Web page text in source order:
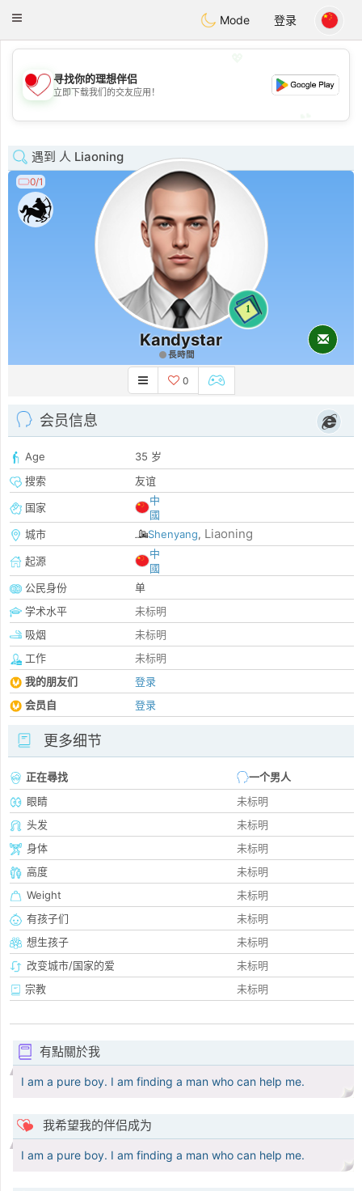
Chat
Toggle
Mode 登录
💖
💕
寻找你的理想伴侣
立即下载我们的交友应用！
遇到 人 Liaoning
0/1
1
Kandystar
長時間
0
会员信息
Age
35 岁
搜索
友谊
国家
中
國
城市
Shenyang, Liaoning
起源
中
國
公民身份
单
学术水平
未标明
吸烟
未标明
工作
未标明
我的朋友们
登录
会员自
登录
更多细节
正在尋找
一个男人
眼睛
未标明
头发
未标明
身体
未标明
高度
未标明
Weight
未标明
有孩子们
未标明
想生孩子
未标明
改变城市/国家的爱
未标明
宗教
未标明
有點關於我
I am a pure boy. I am finding a man who can help me.
我希望我的伴侣成为
I am a pure boy. I am finding a man who can help me.